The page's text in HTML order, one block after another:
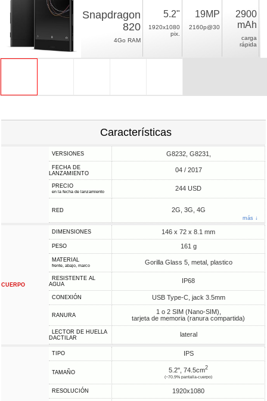
Snapdragon
820
4Go RAM
5.2"
1920x1080
pix.
19MP
2160p@30
2900
mAh
carga
rápida
Características
VERSIONES G8232, G8231,
FECHA DE
LANZAMIENTO
04 / 2017
PRECIO
en la fecha de lanzamiento 244 USD
RED 2G, 3G, 4G
más ↓
CUERPO
DIMENSIONES 146 x 72 x 8.1 mm
PESO 161 g
MATERIAL
frente, abajo, marco Gorilla Glass 5, metal, plastico
RESISTENTE AL
AGUA
IP68
CONEXIÓN USB Type-C, jack 3.5mm
RANURA
1 o 2 SIM (Nano-SIM),
tarjeta de memoria (ranura compartida)
LECTOR DE HUELLA
DACTILAR
lateral
TIPO IPS
TAMAÑO 5.2", 74.5cm2
(~70.9% pantalla-cuerpo)
RESOLUCIÓN 1920x1080